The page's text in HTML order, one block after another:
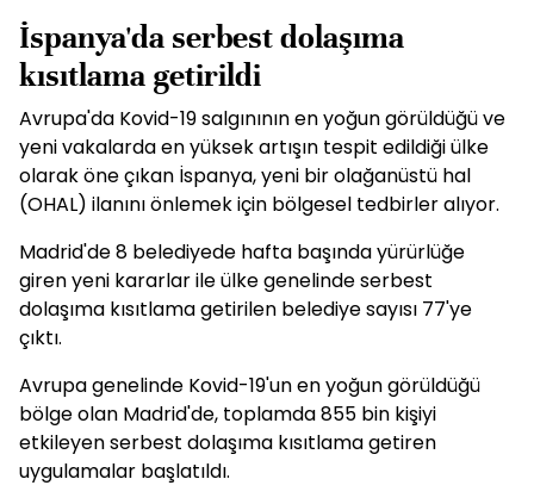
İspanya'da serbest dolaşıma
kısıtlama getirildi
Avrupa'da Kovid-19 salgınının en yoğun görüldüğü ve
yeni vakalarda en yüksek artışın tespit edildiği ülke
olarak öne çıkan İspanya, yeni bir olağanüstü hal
(OHAL) ilanını önlemek için bölgesel tedbirler alıyor.
Madrid'de 8 belediyede hafta başında yürürlüğe
giren yeni kararlar ile ülke genelinde serbest
dolaşıma kısıtlama getirilen belediye sayısı 77'ye
çıktı.
Avrupa genelinde Kovid-19'un en yoğun görüldüğü
bölge olan Madrid'de, toplamda 855 bin kişiyi
etkileyen serbest dolaşıma kısıtlama getiren
uygulamalar başlatıldı.